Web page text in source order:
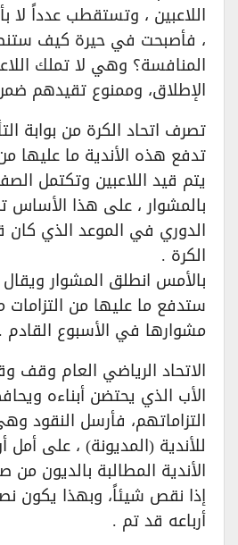
اللاعبين ، وتستقطب عدداً لا
، فأصبحت في حيرة كيف
المنافسة؟ وهي لا تملك
الإطلاق، وممنوع تقيدهم
تصرف اتحاد الكرة من بوابة
تدفع هذه الأندية ما عليها
يتم قيد اللاعبين وتكتمل
بالمشوار ، على هذا الأساس
الدوري في الموعد الذي كان
الكرة .
بالأمس انطلق المشوار ويقال :
ستدفع ما عليها من التزامات
مشوارها في الأسبوع القادم .
الاتحاد الرياضي العام وقف
الأب الذي يحتضن أبناءه
التزاماتهم، فأرسل النقود
للأندية (المديونة) ، على أمل
الأندية المطالبة بالديون من
إذا نقص شيئاً، وبهذا يكون
أرباعه قد تم .